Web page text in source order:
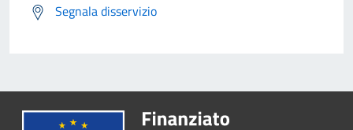
Segnala disservizio